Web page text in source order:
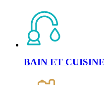
BAIN ET CUISINE